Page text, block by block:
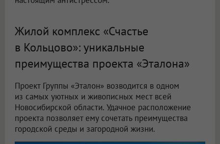
Жилой комплекс «Счастье
в Кольцово»: уникальные
преимущества проекта «Эталона»
Проект Группы «Эталон» возводится в одном
из самых уютных и живописных мест всей
Новосибирской области. Удачное расположение
проекта позволяет ему сочетать преимущества
городской среды и загородной жизни.